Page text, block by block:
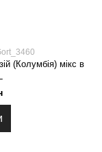
(Колумбія) мікс в